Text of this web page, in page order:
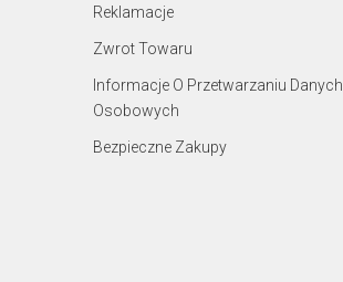
Reklamacje
Zwrot Towaru
Informacje O Przetwarzaniu Danych
Osobowych
Bezpieczne Zakupy